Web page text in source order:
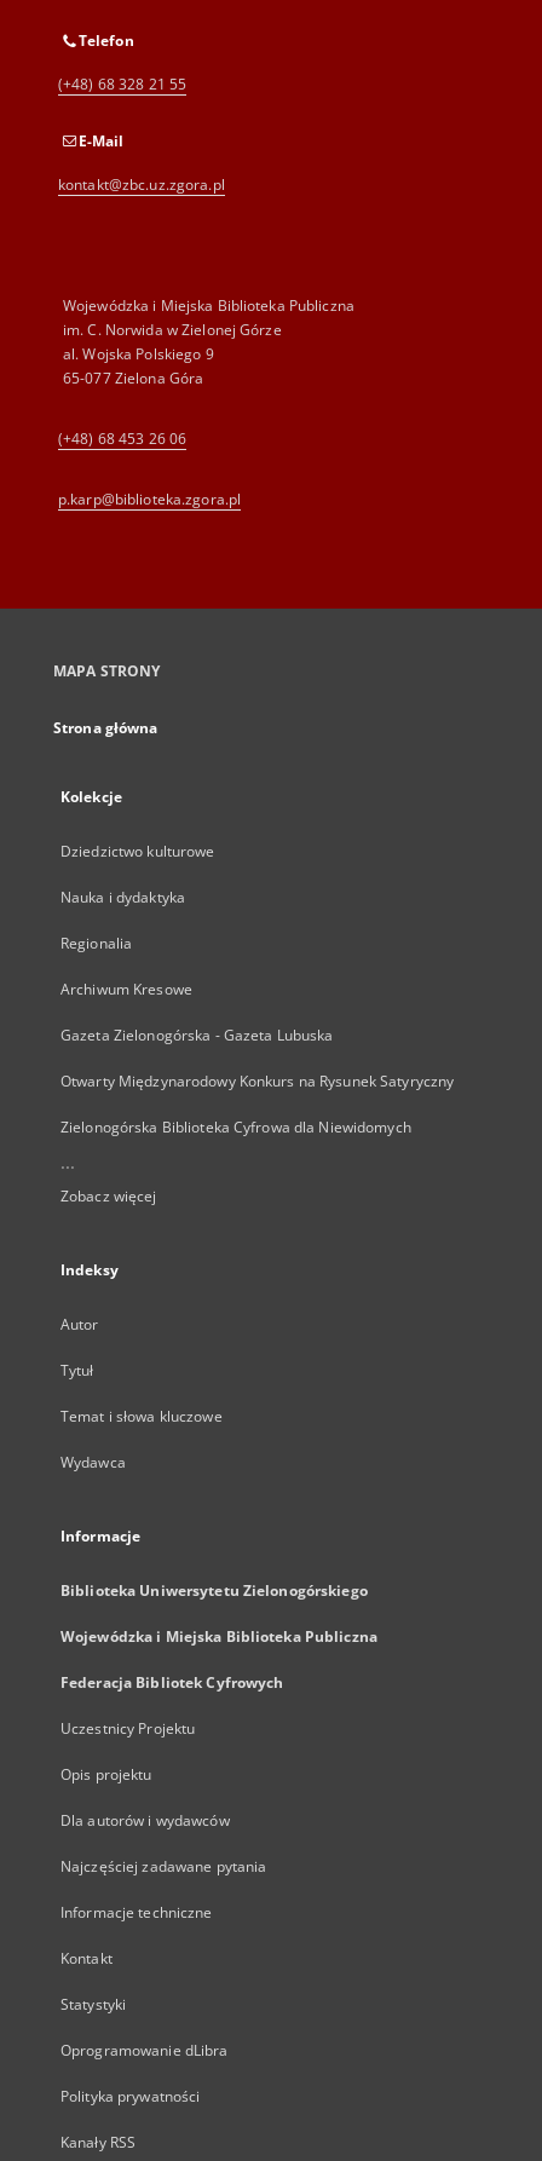
Telefon
(+48) 68 328 21 55
E-Mail
kontakt@zbc.uz.zgora.pl
Wojewódzka i Miejska Biblioteka Publiczna
im. C. Norwida w Zielonej Górze
al. Wojska Polskiego 9
65-077 Zielona Góra
(+48) 68 453 26 06
p.karp@biblioteka.zgora.pl
MAPA STRONY
Strona główna
Kolekcje
Dziedzictwo kulturowe
Nauka i dydaktyka
Regionalia
Archiwum Kresowe
Gazeta Zielonogórska - Gazeta Lubuska
Otwarty Międzynarodowy Konkurs na Rysunek Satyryczny
Zielonogórska Biblioteka Cyfrowa dla Niewidomych
...
Zobacz więcej
Indeksy
Autor
Tytuł
Temat i słowa kluczowe
Wydawca
Informacje
Biblioteka Uniwersytetu Zielonogórskiego
Wojewódzka i Miejska Biblioteka Publiczna
Federacja Bibliotek Cyfrowych
Uczestnicy Projektu
Opis projektu
Dla autorów i wydawców
Najczęściej zadawane pytania
Informacje techniczne
Kontakt
Statystyki
Oprogramowanie dLibra
Polityka prywatności
Kanały RSS